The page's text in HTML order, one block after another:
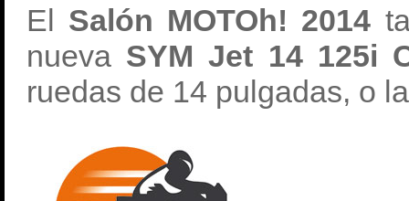
El Salón MOTOh! 2014
nueva SYM Jet 14 125i
ruedas de 14 pulgadas, o